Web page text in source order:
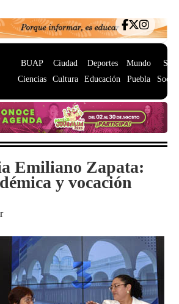
BUAP
Ciencias
Ciudad
Cultura
Deportes
Educación
Mundo
Puebla
Emiliano Zapata:
y vocación